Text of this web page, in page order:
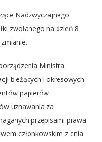
Nadzwyczajnego
zwołanego na dzień 8
Ministra
bieżących i okresowych
papierów
uznawania za
przepisami prawa
członkowskim z dnia